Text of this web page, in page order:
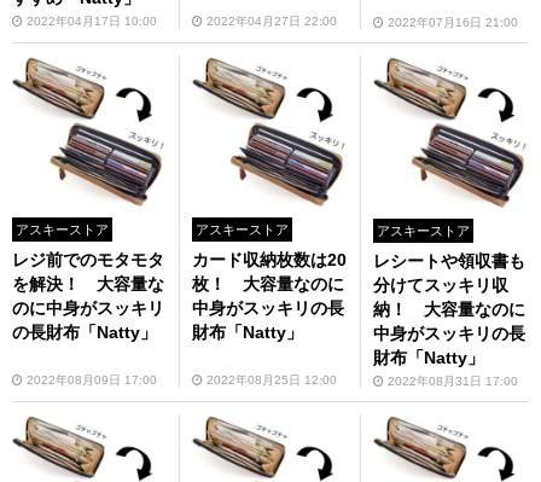
2022年04月17日 10:00 2022年04月27日 22:00 2022年07月16日 21:00
アスキーストア
レジ前でのモタモタ
を解決！ 大容量な
のに中身がスッキリ
の長財布「Natty」
2022年08月09日 17:00
アスキーストア
カード収納枚数は20
枚！ 大容量なのに
中身がスッキリの長
財布「Natty」
2022年08月25日 12:00
アスキーストア
レシートや領収書も
分けてスッキリ収
納！ 大容量なのに
中身がスッキリの長
財布「Natty」
2022年08月31日 17:00